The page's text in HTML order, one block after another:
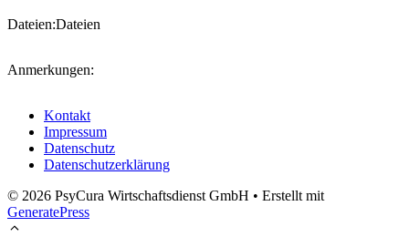
Dateien:Dateien
Anmerkungen:
Kontakt
Impressum
Datenschutz
Datenschutzerklärung
© 2026 PsyCura Wirtschaftsdienst GmbH • Erstellt mit
GeneratePress